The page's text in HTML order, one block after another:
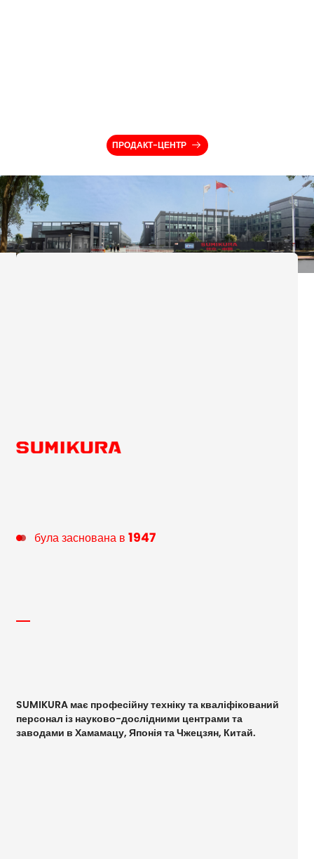
ПРОДАКТ-ЦЕНТР 
була заснована в1947
SUMIKURA має професійну техніку та кваліфікований
персонал із науково-дослідними центрами та
заводами в Хамамацу, Японія та Чжецзян, Китай.